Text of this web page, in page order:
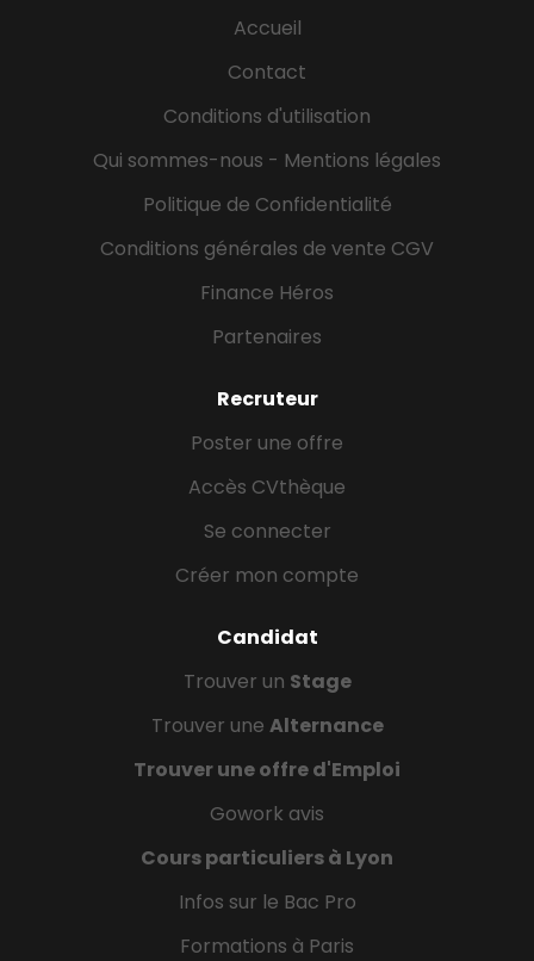
de référence sur le marché des professionnels et
des entreprises.Les recrutements de Gan
recrutement inclusive et diversifiée ainsi que sur le
respect fondamental du...
Accueil
Contact
Conditions d'utilisation
Qui sommes-nous - Mentions légales
Politique de Confidentialité
Conditions générales de vente CGV
Finance Héros
Partenaires
Recruteur
Poster une offre
Accès CVthèque
Se connecter
Créer mon compte
Candidat
Trouver un Stage
Trouver une Alternance
Trouver une offre d'Emploi
Gowork avis
Cours particuliers à Lyon
Infos sur le Bac Pro
Formations à Paris